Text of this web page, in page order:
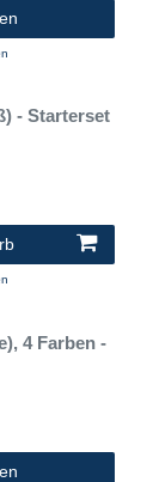
- Starterset
4 Farben -